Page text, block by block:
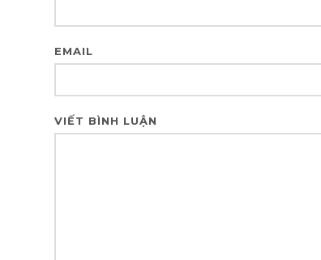
EMAIL
VIẾT BÌNH LUẬN